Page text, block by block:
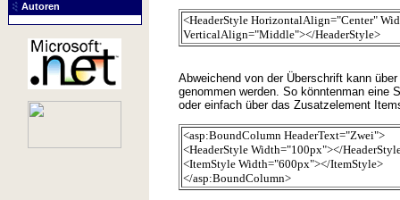
Autoren
<HeaderStyle HorizontalAlign="Center"
VerticalAlign="Middle"></HeaderStyle>
Abweichend von der Überschrift kann
genommen werden. So könntenman eine
oder einfach über das Zusatzelement
<asp:BoundColumn HeaderText="Zwei">
<HeaderStyle Width="100px"></
<ItemStyle Width="600px"></ItemStyle>
</asp:BoundColumn>